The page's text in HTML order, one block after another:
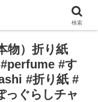
物）折り紙
#す
#折り紙 #
っぐらしチャ
検索